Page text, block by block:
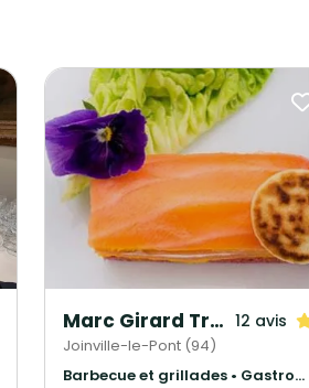
Marc Girard Traiteur 12 avis
Joinville-le-Pont (94)
Barbecue et grillades • Gastronomique • Cuisine régionale